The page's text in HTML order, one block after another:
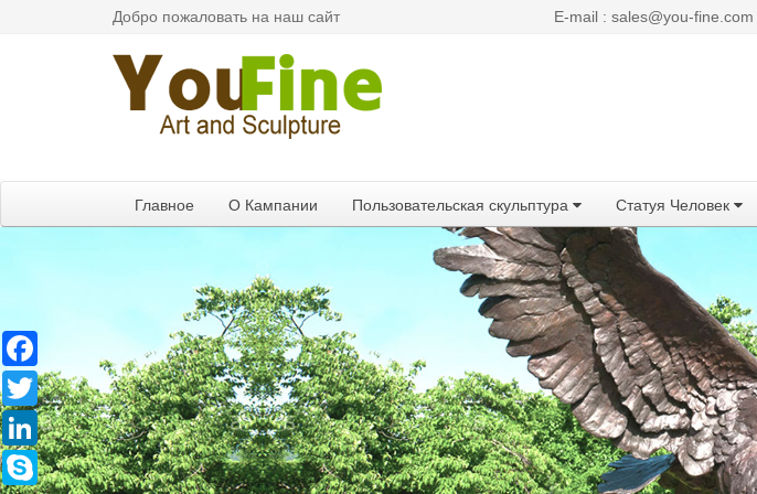
Добро пожаловать на наш сайт E-mail : sales@you-fine.com
Главное О Кампании Пользовательская скульптура Статуя Человек
Twitter
LinkedIn
Skype